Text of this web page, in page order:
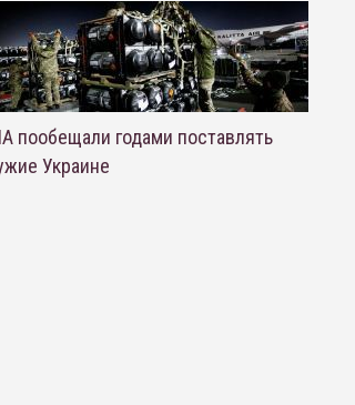
пообещали годами поставлять
Украине